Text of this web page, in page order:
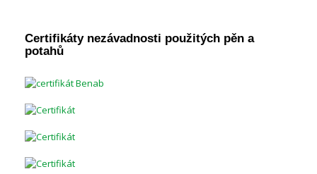
Certifikáty nezávadnosti použitých pěn a
potahů